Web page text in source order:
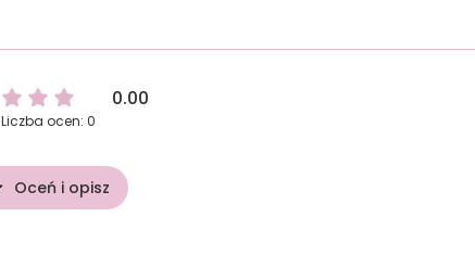
0.00
Liczba ocen: 0
Oceń i opisz